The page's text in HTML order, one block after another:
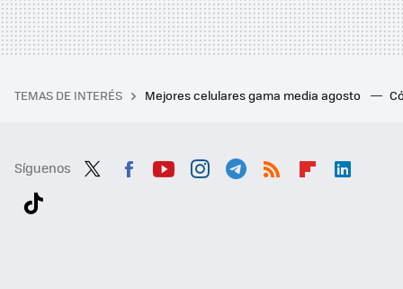
TEMAS DE INTERÉS Mejores celulares gama media agosto
Síguenos